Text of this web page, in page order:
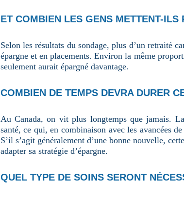
ET COMBIEN LES GENS METTENT-ILS
Selon les résultats du sondage, plus d’un retraité
épargne et en placements. Environ la même
seulement aurait épargné davantage.
COMBIEN DE TEMPS DEVRA DURER
Au Canada, on vit plus longtemps que jamais.
santé, ce qui, en combinaison avec les avancées
S’il s’agit généralement d’une bonne nouvelle,
adapter sa stratégie d’épargne.
QUEL TYPE DE SOINS SERONT